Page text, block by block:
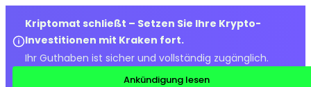
Kriptomat schließt – Setzen Sie Ihre Krypto-
Investitionen mit Kraken fort.
Ihr Guthaben ist sicher und vollständig zugänglich.
Ankündigung lesen